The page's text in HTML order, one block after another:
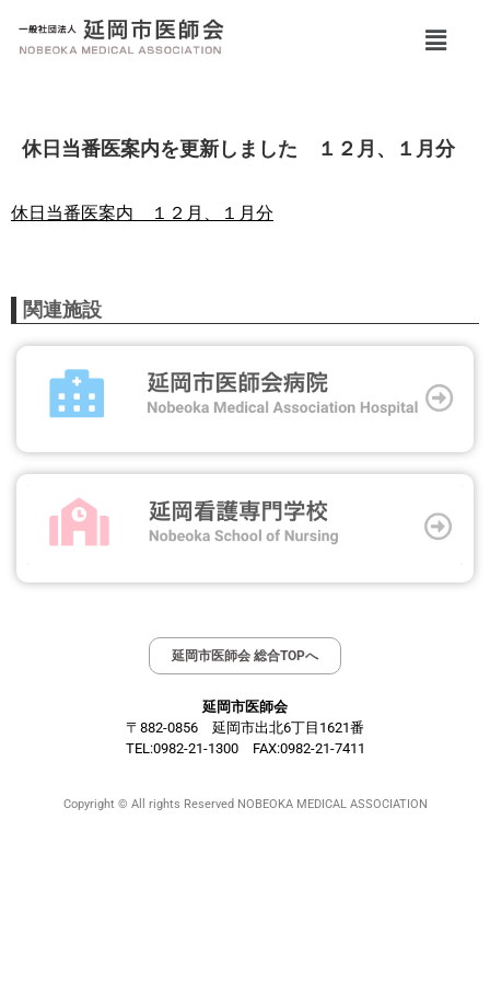
休日当番医案内を更新しました １２月、１月分
休日当番医案内 １２月、１月分
関連施設
延岡市医師会 総合TOPへ
延岡市医師会
〒882-0856 延岡市出北6丁目1621番
TEL:0982-21-1300 FAX:0982-21-7411
Copyright © All rights Reserved NOBEOKA MEDICAL ASSOCIATION